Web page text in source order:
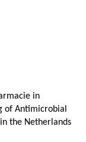
in
of Antimicrobial
the Netherlands